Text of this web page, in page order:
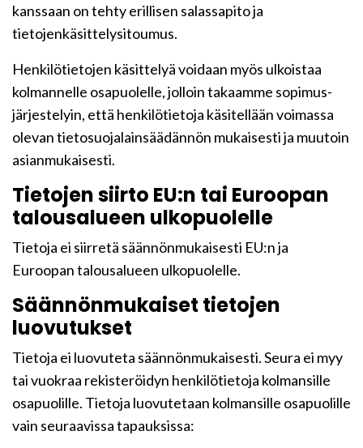
kanssaan on tehty erillisen salassapito ja
tietojenkäsittelysitoumus.
Henkilötietojen käsittelyä voidaan myös ulkoistaa
kolmannelle osapuolelle, jolloin takaamme sopimus-
järjestelyin, että henkilötietoja käsitellään voimassa
olevan tietosuojalainsäädännön mukaisesti ja muutoin
asianmukaisesti.
Tietojen siirto EU:n tai Euroopan
talousalueen ulkopuolelle
Tietoja ei siirretä säännönmukaisesti EU:n ja
Euroopan talousalueen ulkopuolelle.
Säännönmukaiset tietojen
luovutukset
Tietoja ei luovuteta säännönmukaisesti. Seura ei myy
tai vuokraa rekisteröidyn henkilötietoja kolmansille
osapuolille. Tietoja luovutetaan kolmansille osapuolille
vain seuraavissa tapauksissa: